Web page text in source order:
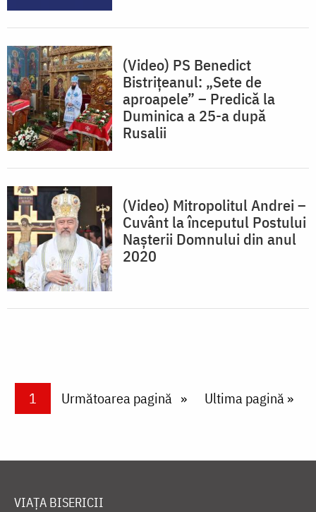
(Video) PS Benedict
Bistrițeanul: „Sete de
aproapele” – Predică la
Duminica a 25-a după
Rusalii
(Video) Mitropolitul Andrei –
Cuvânt la începutul Postului
Nașterii Domnului din anul
2020
PaginareCurrent page
1 Next page
Următoarea pagină Last page
Ultima pagină »
VIAȚA BISERICII